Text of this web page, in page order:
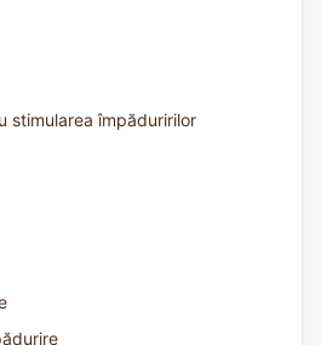
stimularea împăduririlor